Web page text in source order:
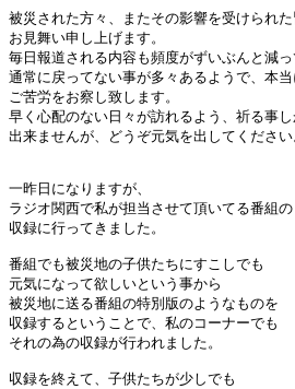
被災された方々、またその影響を受けられ
お見舞い申し上げます。
毎日報道される内容も頻度がずいぶんと減
通常に戻ってない事が多々あるようで、本当
ご苦労をお察し致します。
早く心配のない日々が訪れるよう、祈る事
出来ませんが、どうぞ元気を出してください
一昨日になりますが、
ラジオ関西で私が担当させて頂いてる番組の
収録に行ってきました。
番組でも被災地の子供たちにすこしでも
元気になって欲しいという事から
被災地に送る番組の特別版のようなものを
収録するということで、私のコーナーでも
それの為の収録が行われました。
収録を終えて、子供たちが少しでも